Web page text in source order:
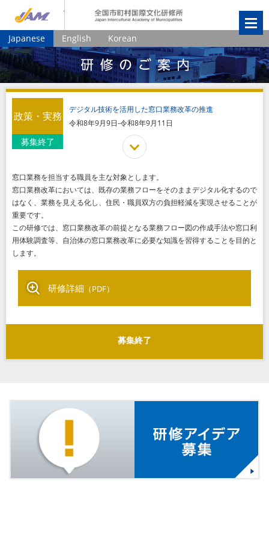
Japanese English Korean
デジタル技術を活用した窓口業務改革の推進
令和8年9月9日-令和8年9月11日
政策・実務
募集終了
窓口業務を担当する職員を主な対象とします。
窓口業務改革においては、既存の業務フローをそのままデジタル化するので
はなく、業務を見える化し、住民・職員双方の負担軽減を実現させることが
重要です。
この研修では、窓口業務改革の前提となる業務フロー図の作成手法や窓口利
用体験調査等、自治体の窓口業務改革に必要な知識を習得することを目的と
します。
研修詳細 （PDF）
募集終了